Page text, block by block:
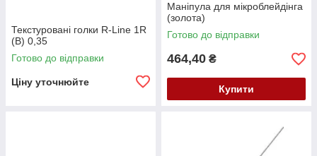
Текстуровані голки R-Line 1R
(В) 0,35
Готово до відправки
Ціну уточнюйте
Маніпула для мікроблейдінга
(золота)
Готово до відправки
464,40 ₴
Купити